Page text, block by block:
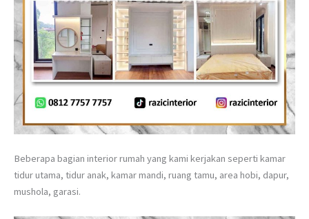
Beberapa bagian interior rumah yang kami kerjakan seperti kamar
tidur utama, tidur anak, kamar mandi, ruang tamu, area hobi, dapur,
mushola, garasi.